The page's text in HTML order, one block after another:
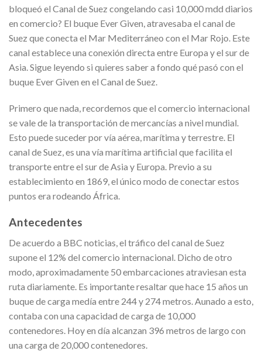
bloqueó el Canal de Suez congelando casi 10,000 mdd diarios
en comercio? El buque Ever Given, atravesaba el canal de
Suez que conecta el Mar Mediterráneo con el Mar Rojo. Este
canal establece una conexión directa entre Europa y el sur de
Asia. Sigue leyendo si quieres saber a fondo qué pasó con el
buque Ever Given en el Canal de Suez.
Primero que nada, recordemos que el comercio internacional
se vale de la transportación de mercancías a nivel mundial.
Esto puede suceder por vía aérea, marítima y terrestre. El
canal de Suez, es una vía marítima artificial que facilita el
transporte entre el sur de Asia y Europa. Previo a su
establecimiento en 1869, el único modo de conectar estos
puntos era rodeando África.
Antecedentes
De acuerdo a BBC noticias, el tráfico del canal de Suez
supone el 12% del comercio internacional. Dicho de otro
modo, aproximadamente 50 embarcaciones atraviesan esta
ruta diariamente. Es importante resaltar que hace 15 años un
buque de carga medía entre 244 y 274 metros. Aunado a esto,
contaba con una capacidad de carga de 10,000
contenedores. Hoy en día alcanzan 396 metros de largo con
una carga de 20,000 contenedores.